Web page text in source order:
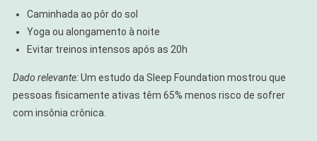
Caminhada ao pôr do sol
Yoga ou alongamento à noite
Evitar treinos intensos após as 20h
Dado relevante:Um estudo da Sleep Foundation mostrou que
pessoas fisicamente ativas têm 65% menos risco de sofrer
com insônia crônica.